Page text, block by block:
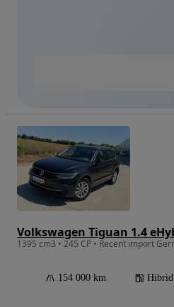
Volkswagen Tiguan 1.4
1395 cm3 • 245 CP • Recent import
154 000 km